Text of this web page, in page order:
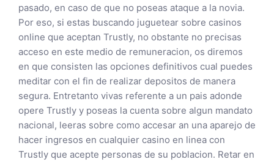
pasado, en caso de que no poseas ataque a la novia.
Por eso, si estas buscando juguetear sobre casinos
online que aceptan Trustly, no obstante no precisas
acceso en este medio de remuneracion, os diremos
en que consisten las opciones definitivos cual puedes
meditar con el fin de realizar depositos de manera
segura. Entretanto vivas referente a un pais adonde
opere Trustly y poseas la cuenta sobre algun mandato
nacional, leeras sobre como accesar an una aparejo de
hacer ingresos en cualquier casino en linea con
Trustly que acepte personas de su poblacion. Retar en